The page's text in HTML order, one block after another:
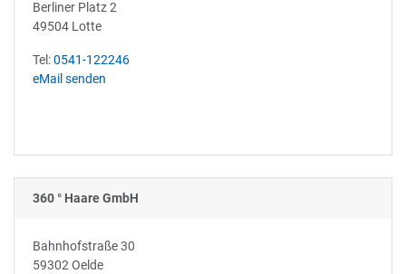
Berliner Platz 2
49504 Lotte
Tel:0541-122246
eMail senden
360 ° Haare GmbH
Bahnhofstraße 30
59302 Oelde